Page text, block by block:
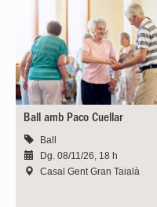
Ball amb Paco Cuellar
Ball
Dg. 08/11/26, 18 h
Casal Gent Gran Taialà